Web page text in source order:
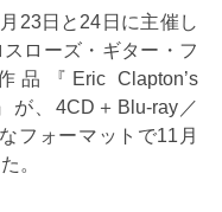
23日と24日に主催し
ローズ・ギター・フ
『Eric Clapton’s
が、4CD＋Blu-ray／
フォーマットで11月
。